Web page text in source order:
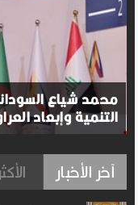
محمد شياع
التنمية وإبعاد
آخر الأخبار